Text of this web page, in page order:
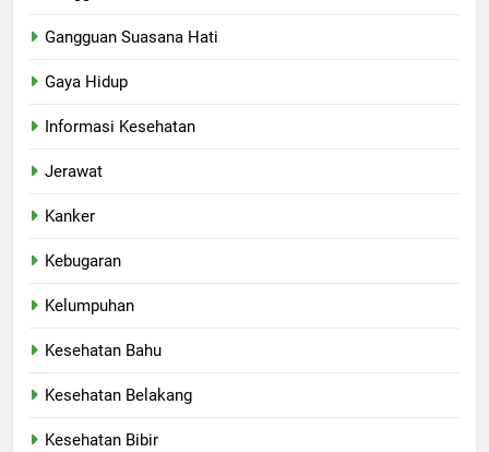
Gangguan Suasana Hati
Gaya Hidup
Informasi Kesehatan
Jerawat
Kanker
Kebugaran
Kelumpuhan
Kesehatan Bahu
Kesehatan Belakang
Kesehatan Bibir